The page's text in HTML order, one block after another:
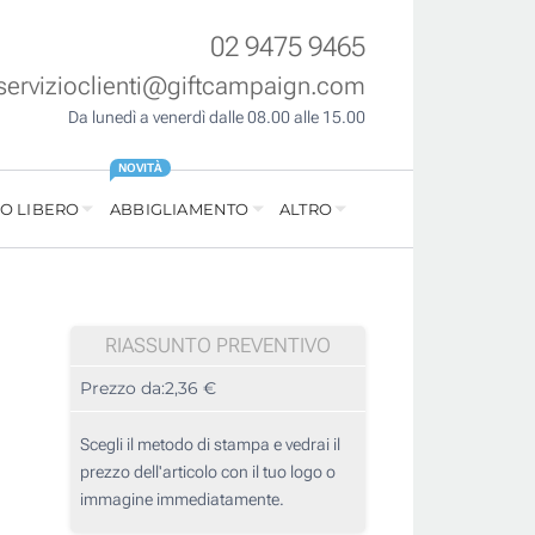
02 9475 9465
Da lunedì a venerdì dalle 08.00 alle 15.00
LIBERO ABBIGLIAMENTO
NOVITÀ
ALTRO
RIASSUNTO PREVENTIVO
Prezzo da:2,36 €
Scegli il metodo di stampa e vedrai il
prezzo dell'articolo con il tuo logo o
immagine immediatamente.